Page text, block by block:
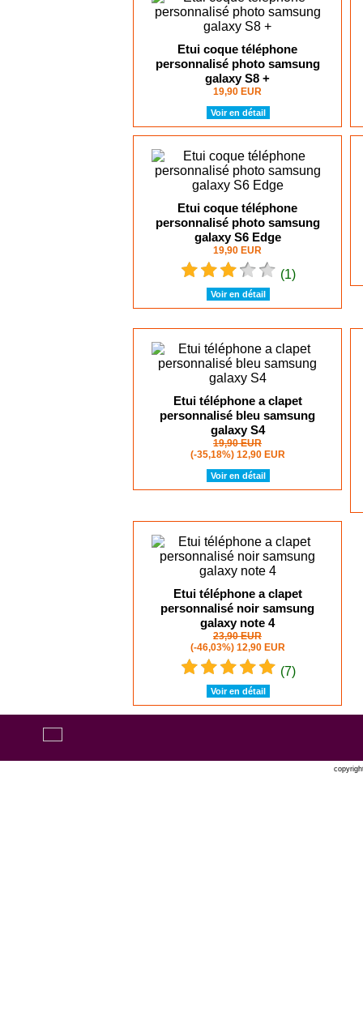
Etui coque téléphone
personnalisé photo samsung
galaxy S8 +
19,90 EUR
Voir en détail
Etui coque téléphone
personnalisé photo samsung
galaxy S6 Edge
19,90 EUR
(1)
Voir en détail
Etui téléphone a clapet
personnalisé bleu samsung
galaxy S4
19,90 EUR
(-35,18%) 12,90 EUR
Voir en détail
Etui téléphone a clapet
personnalisé noir samsung
galaxy note 4
23,90 EUR
(-46,03%) 12,90 EUR
(7)
Voir en détail